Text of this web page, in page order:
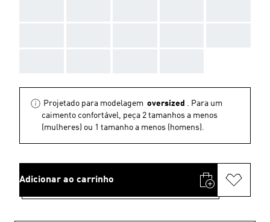
Projetado para modelagem oversized . Para um
caimento confortável, peça 2 tamanhos a menos
(mulheres) ou 1 tamanho a menos (homens).
Adicionar ao carrinho